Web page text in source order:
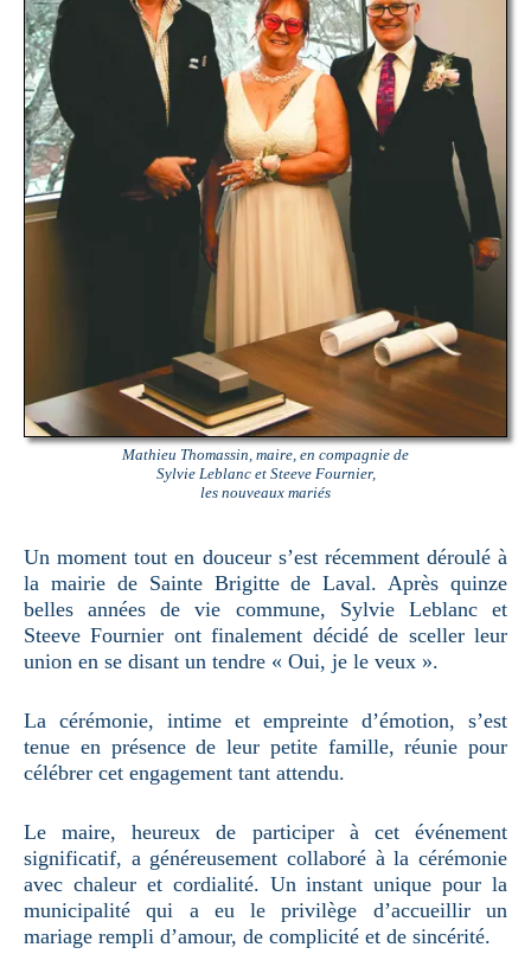
Mathieu Thomassin, maire, en compagnie de
Sylvie Leblanc et Steeve Fournier,
les nouveaux mariés
Un moment tout en douceur s’est récemment déroulé à
la mairie de Sainte Brigitte de Laval. Après quinze
belles années de vie commune, Sylvie Leblanc et
Steeve Fournier ont finalement décidé de sceller leur
union en se disant un tendre « Oui, je le veux ».
La cérémonie, intime et empreinte d’émotion, s’est
tenue en présence de leur petite famille, réunie pour
célébrer cet engagement tant attendu.
Le maire, heureux de participer à cet événement
significatif, a généreusement collaboré à la cérémonie
avec chaleur et cordialité. Un instant unique pour la
municipalité qui a eu le privilège d’accueillir un
mariage rempli d’amour, de complicité et de sincérité.